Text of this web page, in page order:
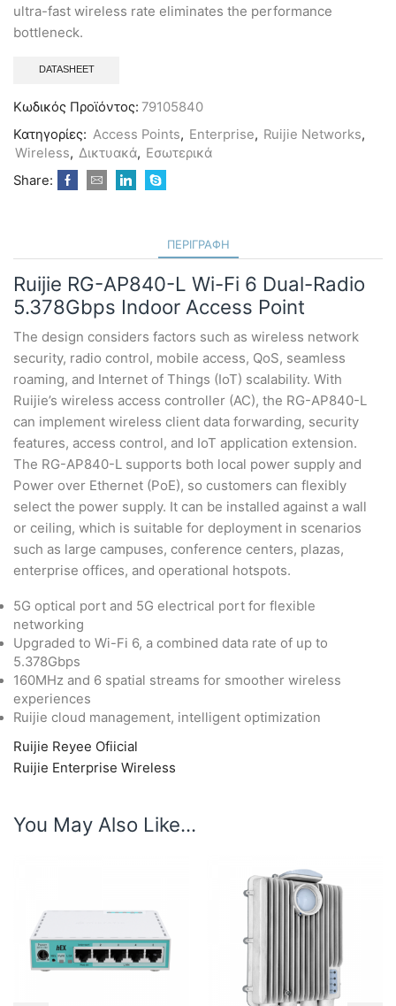
ultra-fast wireless rate eliminates the performance
bottleneck.
DATASHEET
Κωδικός Προϊόντος: 79105840
Κατηγορίες: Access Points, Enterprise, Ruijie Networks,
Wireless, Δικτυακά, Εσωτερικά
Share:
ΠΕΡΙΓΡΑΦΉ
Ruijie RG-AP840-L Wi-Fi 6 Dual-Radio
5.378Gbps Indoor Access Point
The design considers factors such as wireless network
security, radio control, mobile access, QoS, seamless
roaming, and Internet of Things (IoT) scalability. With
Ruijie’s wireless access controller (AC), the RG-AP840-L
can implement wireless client data forwarding, security
features, access control, and IoT application extension.
The RG-AP840-L supports both local power supply and
Power over Ethernet (PoE), so customers can flexibly
select the power supply. It can be installed against a wall
or ceiling, which is suitable for deployment in scenarios
such as large campuses, conference centers, plazas,
enterprise offices, and operational hotspots.
5G optical port and 5G electrical port for flexible
networking
Upgraded to Wi-Fi 6, a combined data rate of up to
5.378Gbps
160MHz and 6 spatial streams for smoother wireless
experiences
Ruijie cloud management, intelligent optimization
Ruijie Reyee Ofiicial
Ruijie Enterprise Wireless
You May Also Like...